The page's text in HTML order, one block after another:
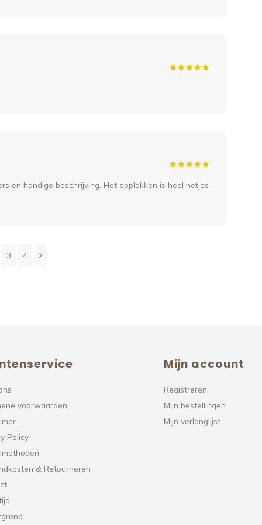
en handige beschrijving. Het opplakken is heel netjes
3 4
voorwaarden
Policy
& Retourneren
Mijn account
Registreren
Mijn bestellingen
Mijn verlanglijst